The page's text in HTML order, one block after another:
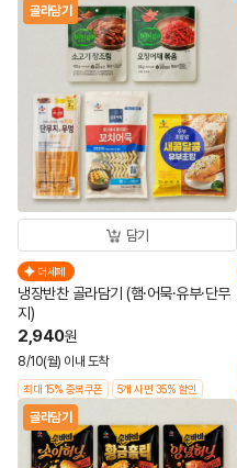
골라담기
담기
더세페
냉장반찬 골라담기 (햄·어묵·유부·단무
지)
2,940원
8/10(월) 이내 도착
최대 15% 중복쿠폰 5개 사면 35% 할인
골라담기